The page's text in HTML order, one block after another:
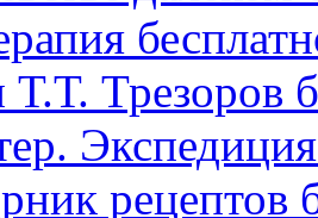
Т.Т. Трезоров
рецептов